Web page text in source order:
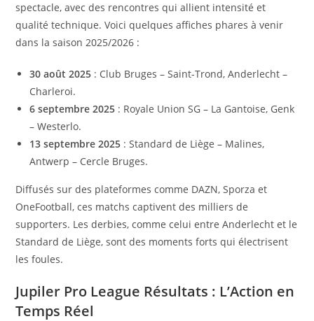
spectacle, avec des rencontres qui allient intensité et
qualité technique. Voici quelques affiches phares à venir
dans la saison 2025/2026 :
30 août 2025 : Club Bruges – Saint-Trond, Anderlecht –
Charleroi.
6 septembre 2025 : Royale Union SG – La Gantoise, Genk
– Westerlo.
13 septembre 2025 : Standard de Liège – Malines,
Antwerp – Cercle Bruges.
Diffusés sur des plateformes comme DAZN, Sporza et
OneFootball, ces matchs captivent des milliers de
supporters. Les derbies, comme celui entre Anderlecht et le
Standard de Liège, sont des moments forts qui électrisent
les foules.
Jupiler Pro League Résultats : L’Action en
Temps Réel